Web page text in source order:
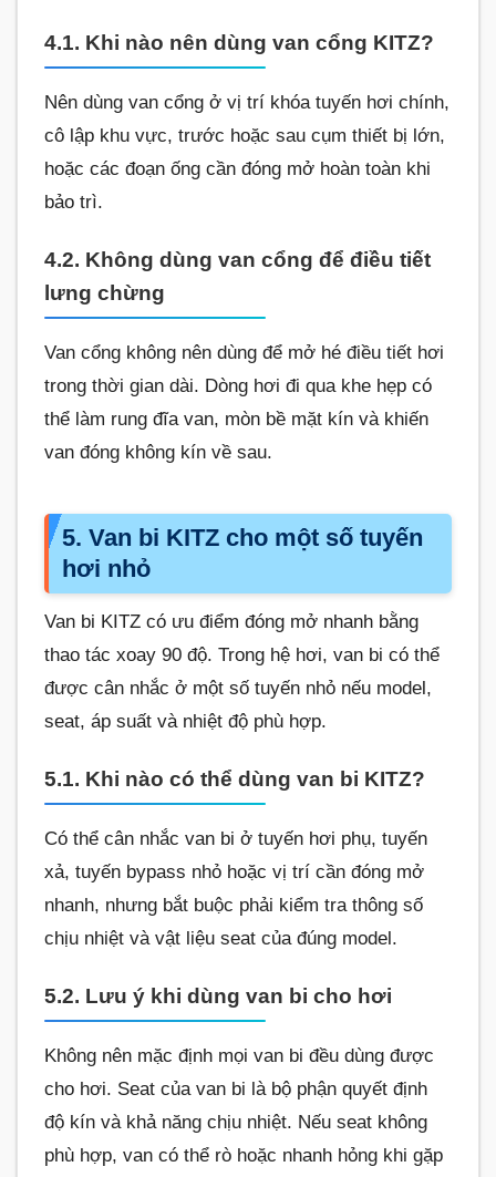
4.1. Khi nào nên dùng van cổng KITZ?
Nên dùng van cổng ở vị trí khóa tuyến hơi chính,
cô lập khu vực, trước hoặc sau cụm thiết bị lớn,
hoặc các đoạn ống cần đóng mở hoàn toàn khi
bảo trì.
4.2. Không dùng van cổng để điều tiết
lưng chừng
Van cổng không nên dùng để mở hé điều tiết hơi
trong thời gian dài. Dòng hơi đi qua khe hẹp có
thể làm rung đĩa van, mòn bề mặt kín và khiến
van đóng không kín về sau.
5. Van bi KITZ cho một số tuyến
hơi nhỏ
Van bi KITZ có ưu điểm đóng mở nhanh bằng
thao tác xoay 90 độ. Trong hệ hơi, van bi có thể
được cân nhắc ở một số tuyến nhỏ nếu model,
seat, áp suất và nhiệt độ phù hợp.
5.1. Khi nào có thể dùng van bi KITZ?
Có thể cân nhắc van bi ở tuyến hơi phụ, tuyến
xả, tuyến bypass nhỏ hoặc vị trí cần đóng mở
nhanh, nhưng bắt buộc phải kiểm tra thông số
chịu nhiệt và vật liệu seat của đúng model.
5.2. Lưu ý khi dùng van bi cho hơi
Không nên mặc định mọi van bi đều dùng được
cho hơi. Seat của van bi là bộ phận quyết định
độ kín và khả năng chịu nhiệt. Nếu seat không
phù hợp, van có thể rò hoặc nhanh hỏng khi gặp